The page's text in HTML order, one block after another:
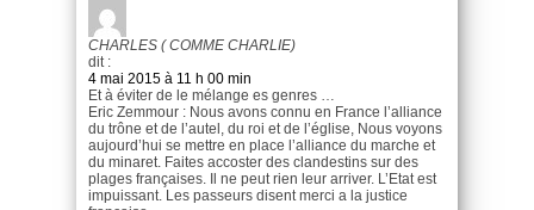
CHARLES ( COMME CHARLIE)
dit :
4 mai 2015 à 11 h 00 min
Et à éviter de le mélange es genres …
Eric Zemmour : Nous avons connu en France l’alliance
du trône et de l’autel, du roi et de l’église, Nous voyons
aujourd’hui se mettre en place l’alliance du marche et
du minaret. Faites accoster des clandestins sur des
plages françaises. Il ne peut rien leur arriver. L’Etat est
impuissant. Les passeurs disent merci a la justice